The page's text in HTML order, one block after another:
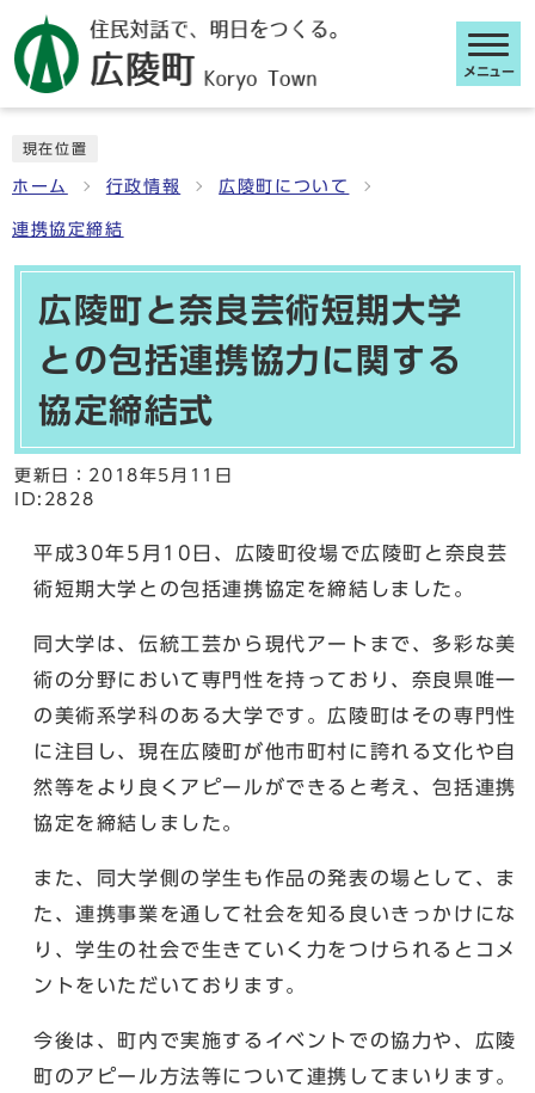
メニュー
現在位置
ホーム 行政情報 広陵町について
連携協定締結
広陵町と奈良芸術短期大学
との包括連携協力に関する
協定締結式
更新日： 2018年5月11日
ID:2828
平成30年5月10日、広陵町役場で広陵町と奈良芸
術短期大学との包括連携協定を締結しました。
同大学は、伝統工芸から現代アートまで、多彩な美
術の分野において専門性を持っており、奈良県唯一
の美術系学科のある大学です。広陵町はその専門性
に注目し、現在広陵町が他市町村に誇れる文化や自
然等をより良くアピールができると考え、包括連携
協定を締結しました。
また、同大学側の学生も作品の発表の場として、ま
た、連携事業を通して社会を知る良いきっかけにな
り、学生の社会で生きていく力をつけられるとコメ
ントをいただいております。
今後は、町内で実施するイベントでの協力や、広陵
町のアピール方法等について連携してまいります。